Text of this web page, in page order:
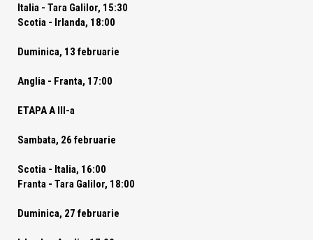
Italia - Tara Galilor, 15:30
Scotia - Irlanda, 18:00
Duminica, 13 februarie
Anglia - Franta, 17:00
ETAPA A III-a
Sambata, 26 februarie
Scotia - Italia, 16:00
Franta - Tara Galilor, 18:00
Duminica, 27 februarie